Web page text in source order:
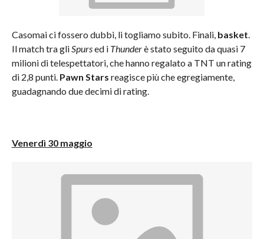
Casomai ci fossero dubbi, li togliamo subito. Finali, basket
Il match tra gli Spursed i Thunderè stato seguito da quasi 7
milioni di telespettatori, che hanno regalato a TNT un rating
di 2,8 punti. Pawn Stars reagisce più che egregiamente,
guadagnando due decimi di rating.
Venerdì 30 maggio